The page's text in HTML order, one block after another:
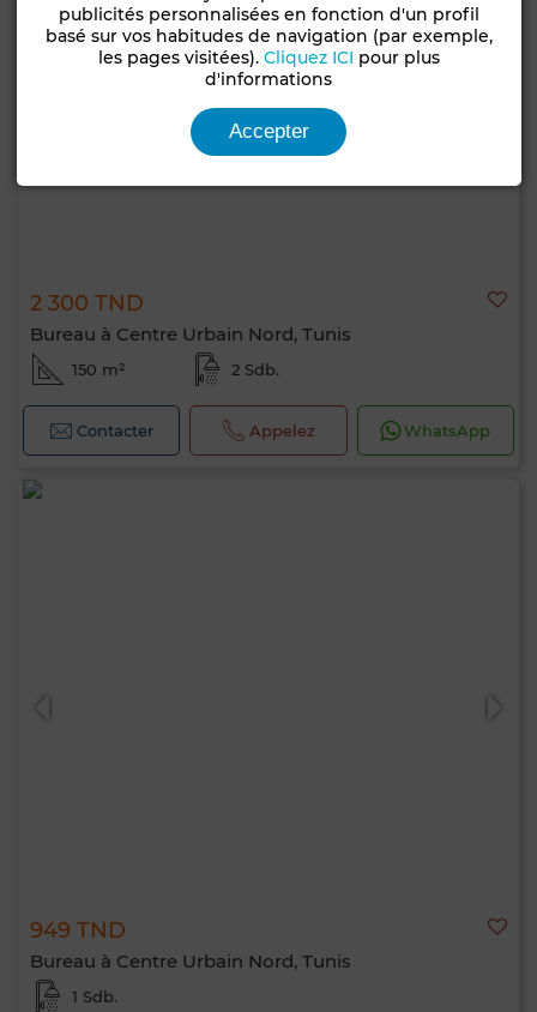
2 300 TND
Bureau à Centre Urbain Nord, Tunis
150 m² 2 Sdb.
Contacter Appelez WhatsApp
949 TND
Bureau à Centre Urbain Nord, Tunis
1 Sdb.
publicités personnalisées en fonction d'un profil
basé sur vos habitudes de navigation (par exemple,
les pages visitées). Cliquez ICI pour plus
d'informations
Accepter